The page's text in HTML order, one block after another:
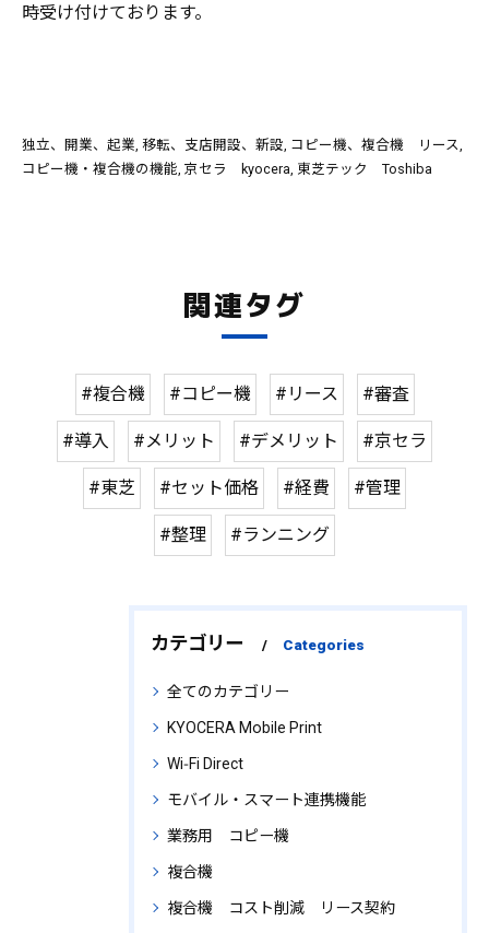
時受け付けております。
独立、開業、起業 移転、支店開設、新設 コピー機、複合機 リース
コピー機・複合機の機能 京セラ kyocera 東芝テック Toshiba
関連タグ
#複合機 #コピー機 #リース #審査
#導入 #メリット #デメリット #京セラ
#東芝 #セット価格 #経費 #管理
#整理 #ランニング
カテゴリー Categories
全てのカテゴリー
KYOCERA Mobile Print
Wi‑Fi Direct
モバイル・スマート連携機能
業務用 コピー機
複合機
複合機 コスト削減 リース契約